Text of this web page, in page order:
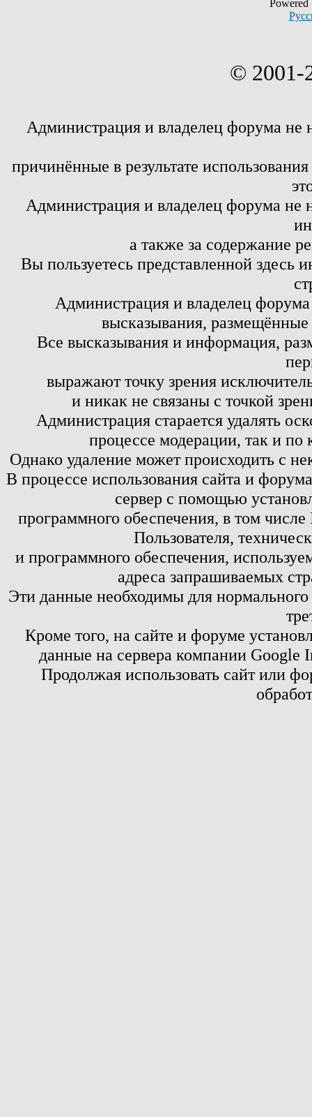
© 2001-
Администрация и владелец форума не
причинённые в результате
Администрация и владелец форума не
а также за содержание
Вы пользуетесь представленной здесь
Администрация и владелец
высказывания,
Все высказывания и информация,
выражают точку зрения
и никак не связаны с точкой
Администрация старается удалять
процессе модерации, так и по
Однако удаление может происходить с
В процессе использования сайта и
сервер с помощью
программного обеспечения, в том
Пользователя,
и программного обеспечения,
адреса запрашиваемых
Эти данные необходимы для
Кроме того, на сайте и форуме
данные на сервера компании
Продолжая использовать сайт или